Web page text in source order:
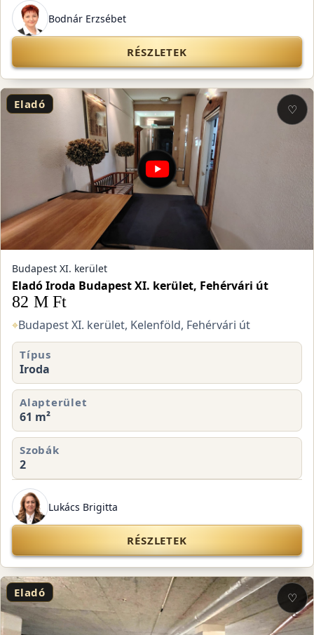
Bodnár Erzsébet
RÉSZLETEK
Eladó ♡
Budapest XI. kerület
Eladó Iroda Budapest XI. kerület, Fehérvári út
82 M Ft
⌖Budapest XI. kerület, Kelenföld, Fehérvári út
Típus
Iroda
Alapterület
61 m²
Szobák
2
Lukács Brigitta
RÉSZLETEK
Eladó ♡